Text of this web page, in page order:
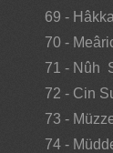
69 -
70 -
71 - Nûh
72 - Cin
73 -
74 -